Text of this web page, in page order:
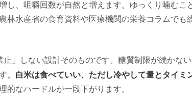
し、咀嚼回数が自然と増えます。ゆっくり噛むこ
林水産省の食育資料や医療機関の栄養コラムでも
止」しない設計そのものです。糖質制限が続かな
。 白米は食べていい、ただし冷やして量とタイミ
的なハードルが一段下がります。